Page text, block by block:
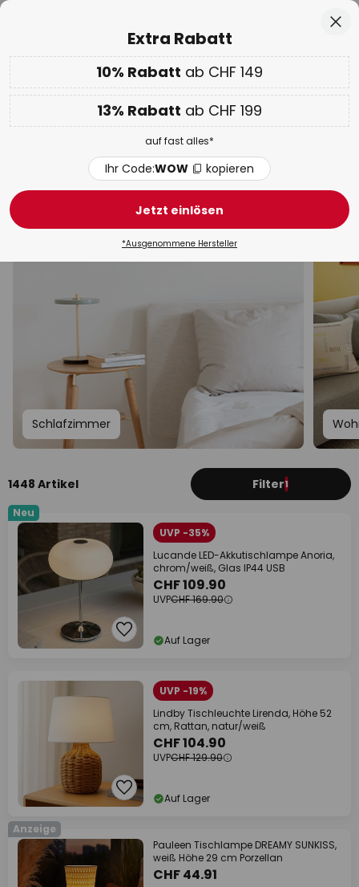
Nur
02D 16H 18M 38S
10% ab CHF 149 & 13% ab CHF 199 extraauf fast alles
Code:WOW kopieren
WOW Week:Bis zu -70%
Weiße Tischleuchten
Schreibtischleuchten Salzlampen Klemmleuchten
Schlafzimmer
1448 Artikel Filter1
Neu
UVP -35%
Lucande LED-Akkutischlampe Anoria,
chrom/weiß, Glas IP44 USB
CHF 109.90
UVPCHF 169.90
Auf Lager
UVP -19%
Lindby Tischleuchte Lirenda, Höhe 52
cm, Rattan, natur/weiß
CHF 104.90
UVPCHF 129.90
Auf Lager
Anzeige
Pauleen Tischlampe DREAMY SUNKISS,
weiß Höhe 29 cm Porzellan
CHF 44.91
Extra Rabatt
10% Rabatt ab CHF 149
13% Rabatt ab CHF 199
auf fast alles*
Ihr Code:WOW kopieren
Jetzt einlösen
*Ausgenommene Hersteller